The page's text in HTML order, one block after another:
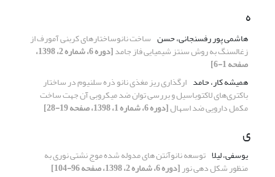
ه
هاشمی پور رفسنجانی، حسن ساخت نانوساختارهای کربنی آمورف از
زغالسنگ به روش سنتز شیمیایی فاز جامد [دوره 6، شماره 2، 1398،
صفحه 1-6]
همیشه کار، حامد ارگذاری ریز مغذی نانو ذره سلنیوم در ساختار
باکتری‌های لاکتوباسیل و بررسی توان ضد میکروبی آن جهت ساخت
مکمل دارویی ضد اسهال[دوره 6، شماره 1، 1398، صفحه 19-28]
ی
یوسفی، لیلا توسعه نانوآنتن های مدوله شده موج نشتی نوری به
منظور شکل دهی نور[دوره 6، شماره 2، 1398، صفحه 96-104]